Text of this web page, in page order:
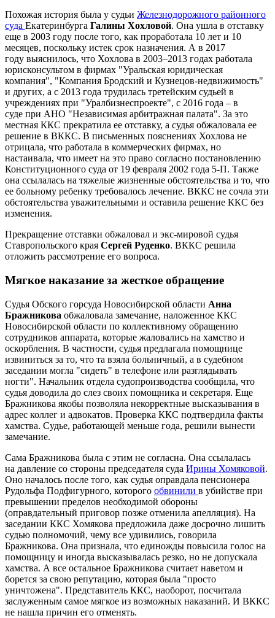
Похожая история была у судьи Железнодорожного районного
суда Екатеринбурга Галины Хохловой. Она ушла в отставку
еще в 2003 году после того, как проработала 10 лет и 10
месяцев, поскольку истек срок назначения. А в 2017
году выяснилось, что Хохлова в 2003–2013 годах работала
юрисконсультом в фирмах "Уральская юридическая
компания", "Компания Бродский и Кузнецов-недвижимость"
и других, а с 2013 года трудилась третейским судьей в
учреждениях при "Уралбизнеспроекте", с 2016 года – в
суде при АНО "Независимая арбитражная палата". За это
местная ККС прекратила ее отставку, а судья обжаловала ее
решение в ВККС. В письменных пояснениях Хохлова не
отрицала, что работала в коммерческих фирмах, но
настаивала, что имеет на это право согласно постановлению
Конституционного суда от 19 февраля 2002 года 5-П. Также
она ссылалась на тяжелые жизненные обстоятельства и то, что
ее больному ребенку требовалось лечение. ВККС не сочла эти
обстоятельства уважительными и оставила решение ККС без
изменения.
Прекращение отставки обжаловал и экс-мировой судья
Ставропольского края Сергей Руденко. ВККС решила
отложить рассмотрение его вопроса.
Мягкое наказание за жесткое обращение
Судья Обского горсуда Новосибирской области Анна
Бражникова обжаловала замечание, наложенное ККС
Новосибирской области по коллективному обращению
сотрудников аппарата, которые жаловались на хамство и
оскорбления. В частности, судья предлагала помощнице
извиниться за то, что та взяла больничный, а в судебном
заседании могла "сидеть" в телефоне или разглядывать
ногти". Начальник отдела судопроизводства сообщила, что
судья доводила до слез своих помощника и секретаря. Еще
Бражникова якобы позволяла некорректные высказывания в
адрес коллег и адвокатов. Проверка ККС подтвердила факты
хамства. Судье, работающей меньше года, решили вынести
замечание.
Сама Бражникова была с этим не согласна. Она ссылалась
на давление со стороны председателя суда Ирины Хомяковой.
Оно началось после того, как судья оправдала пенсионера
Рудольфа Подфигурного, которого обвинили в убийстве при
превышении пределов необходимой обороны
(оправдательный приговор позже отменила апелляция). На
заседании ККС Хомякова предложила даже досрочно лишить
судью полномочий, чему все удивились, говорила
Бражникова. Она признала, что единожды повысила голос на
помощницу и иногда высказывалась резко, но не допускала
хамства. А все остальное Бражникова считает наветом и
борется за свою репутацию, которая была "просто
уничтожена". Представитель ККС, наоборот, посчитала
заслуженным самое мягкое из возможных наказаний. И ВККС
не нашла причин его отменять.